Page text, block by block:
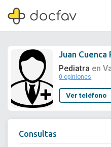
Juan Cuenca
Pediatra en
0 opiniones
Ver teléfono
Consultas